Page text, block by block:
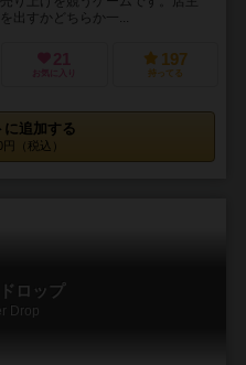
出すかどちらか一...
21
お気に入り
197
持ってる
に追加する
（税込）
ロップ
Drop